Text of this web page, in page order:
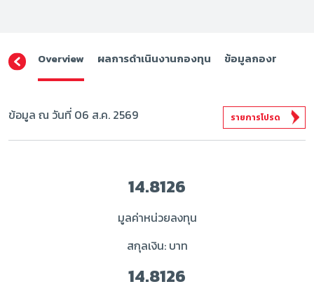
Overview ผลการดำเนินงานกองทุน ข้อมูลกองทุน
ข้อมูล ณ วันที่ 06 ส.ค. 2569 รายการโปรด
14.8126
มูลค่าหน่วยลงทุน
สกุลเงิน: บาท
14.8126